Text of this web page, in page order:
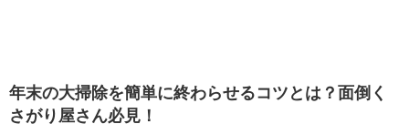
年末の大掃除を簡単に終わらせるコツとは？面倒く
さがり屋さん必見！